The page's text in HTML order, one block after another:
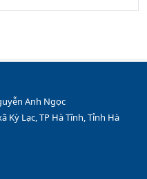
Anh Ngọc
Lạc, TP Hà Tĩnh, Tỉnh Hà